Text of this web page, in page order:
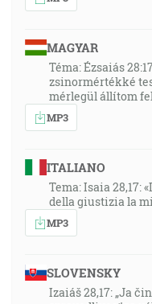
MAGYAR
Téma: Ézsaiás
zsinormértékké
mérlegül állítom
MP3
ITALIANO
Tema: Isaia 28,17:
della giustizia la
MP3
SLOVENSKY
Izaiáš 28,17: „Ja